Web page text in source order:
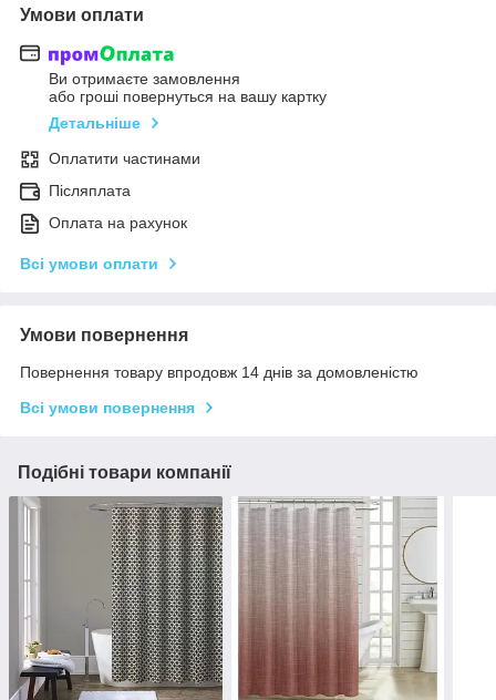
Умови оплати
Ви отримаєте замовлення
або гроші повернуться на вашу картку
Детальніше
Оплатити частинами
Післяплата
Оплата на рахунок
Всі умови оплати
Умови повернення
Повернення товару впродовж 14 днів за домовленістю
Всі умови повернення
Подібні товари компанії